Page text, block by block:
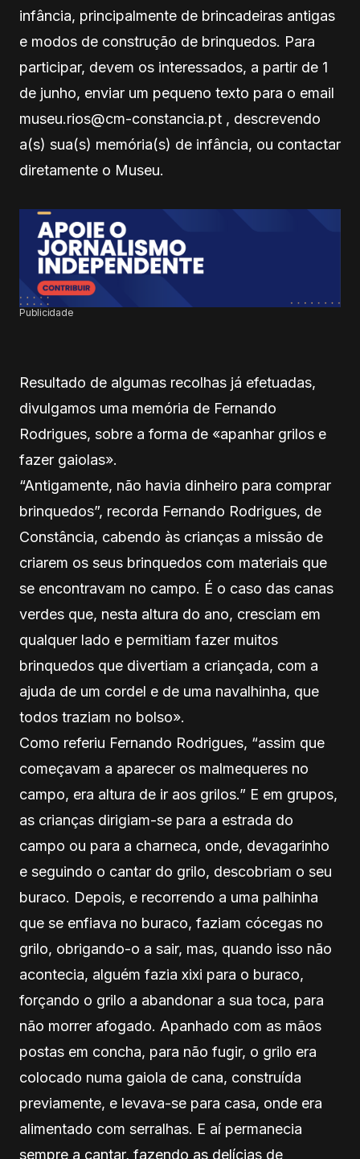
infância, principalmente de brincadeiras antigas
e modos de construção de brinquedos. Para
participar, devem os interessados, a partir de 1
de junho, enviar um pequeno texto para o email
museu.rios@cm-constancia.pt , descrevendo
a(s) sua(s) memória(s) de infância, ou contactar
diretamente o Museu.
Publicidade
Resultado de algumas recolhas já efetuadas,
divulgamos uma memória de Fernando
Rodrigues, sobre a forma de «apanhar grilos e
fazer gaiolas».
“Antigamente, não havia dinheiro para comprar
brinquedos”, recorda Fernando Rodrigues, de
Constância, cabendo às crianças a missão de
criarem os seus brinquedos com materiais que
se encontravam no campo. É o caso das canas
verdes que, nesta altura do ano, cresciam em
qualquer lado e permitiam fazer muitos
brinquedos que divertiam a criançada, com a
ajuda de um cordel e de uma navalhinha, que
todos traziam no bolso».
Como referiu Fernando Rodrigues, “assim que
começavam a aparecer os malmequeres no
campo, era altura de ir aos grilos.” E em grupos,
as crianças dirigiam-se para a estrada do
campo ou para a charneca, onde, devagarinho
e seguindo o cantar do grilo, descobriam o seu
buraco. Depois, e recorrendo a uma palhinha
que se enfiava no buraco, faziam cócegas no
grilo, obrigando-o a sair, mas, quando isso não
acontecia, alguém fazia xixi para o buraco,
forçando o grilo a abandonar a sua toca, para
não morrer afogado. Apanhado com as mãos
postas em concha, para não fugir, o grilo era
colocado numa gaiola de cana, construída
previamente, e levava-se para casa, onde era
alimentado com serralhas. E aí permanecia
sempre a cantar, fazendo as delícias de